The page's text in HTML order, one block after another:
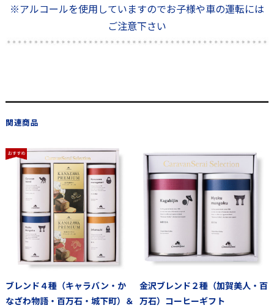
※アルコールを使用していますのでお子様や車の運転には
ご注意下さい
関連商品
ブレンド４種（キャラバン・か
なざわ物語・百万石・城下町）＆
金沢ブレンド２種（加賀美人・百
万石）コーヒーギフト